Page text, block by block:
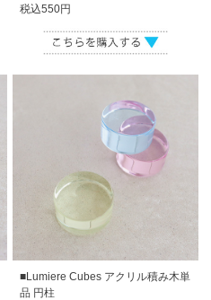
税込550円
■Lumiere Cubes アクリル積み木単
品 円柱